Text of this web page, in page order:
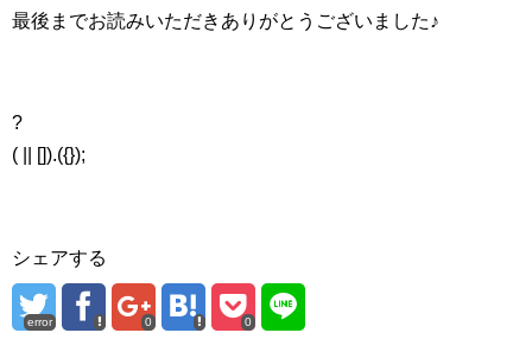
最後までお読みいただきありがとうございました♪
?
( || []).({});
シェアする
error 0 0